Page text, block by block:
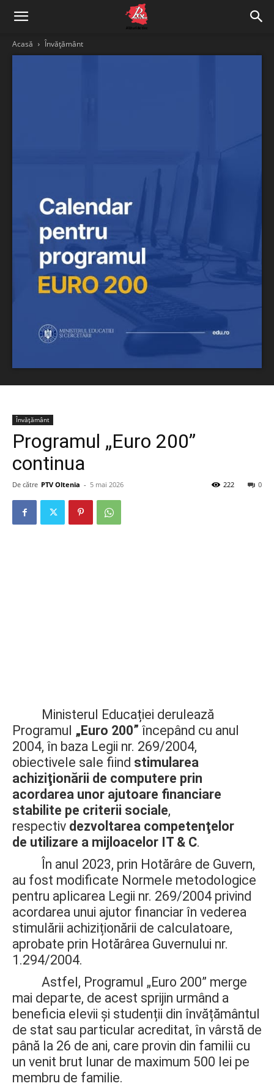
Acasă Învățământ
Învățământ
Programul „Euro 200”
continua
De către PTV Oltenia - 5 mai 2026 0
222
Ministerul Educației derulează
Programul „Euro 200” începând cu anul
2004, în baza Legii nr. 269/2004,
obiectivele sale fiind stimularea
achiziţionării de computere prin
acordarea unor ajutoare financiare
stabilite pe criterii sociale,
respectiv dezvoltarea competenţelor
de utilizare a mijloacelor IT & C.
În anul 2023, prin Hotărâre de Guvern,
au fost modificate Normele metodologice
pentru aplicarea Legii nr. 269/2004 privind
acordarea unui ajutor financiar în vederea
stimulării achiziționării de calculatoare,
aprobate prin Hotărârea Guvernului nr.
1.294/2004.
Astfel, Programul „Euro 200” merge
mai departe, de acest sprijin urmând a
beneficia elevii și studenții din învățământul
de stat sau particular acreditat, în vârstă de
până la 26 de ani, care provin din familii cu
un venit brut lunar de maximum 500 lei pe
membru de familie.